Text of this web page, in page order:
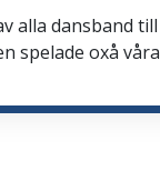
alla dansband
spelade oxå